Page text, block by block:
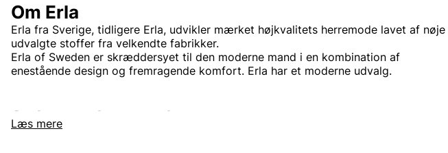
Læs mere
Om Erla
Erla fra Sverige, tidligere Erla, udvikler mærket højkvalitets herremode lavet af nøje
udvalgte stoffer fra velkendte fabrikker.
Erla of Sweden er skræddersyet til den moderne mand i en kombination af
enestående design og fremragende komfort. Erla har et moderne udvalg.
Andre populære mærker: